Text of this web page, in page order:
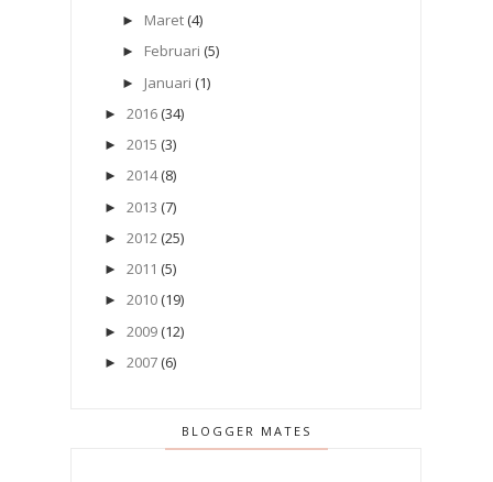
► Maret (4)
► Februari (5)
► Januari (1)
► 2016 (34)
► 2015 (3)
► 2014 (8)
► 2013 (7)
► 2012 (25)
► 2011 (5)
► 2010 (19)
► 2009 (12)
► 2007 (6)
BLOGGER MATES